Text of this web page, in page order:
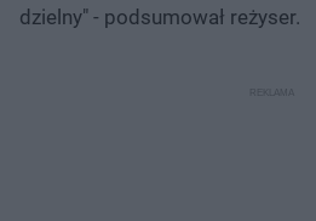
dzielny" - podsumował reżyser.